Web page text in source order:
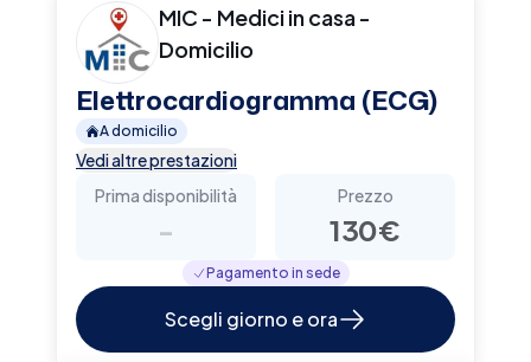
MIC - Medici in casa -
Domicilio
Elettrocardiogramma (ECG)
A domicilio
Vedi altre prestazioni
Prima disponibilità
-
Prezzo
130€
Pagamento in sede
Scegli giorno e ora